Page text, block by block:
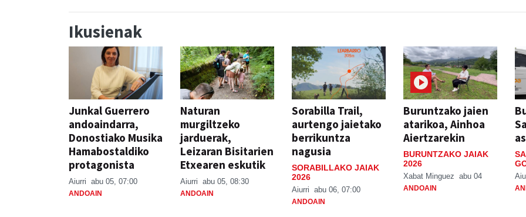
Ikusienak
Junkal Guerrero
andoaindarra,
Donostiako Musika
Hamabostaldiko
protagonista
Aiurri abu 05, 07:00
ANDOAIN
Naturan
murgiltzeko
jarduerak,
Leizaran Bisitarien
Etxearen eskutik
Aiurri abu 05, 08:30
ANDOAIN
Sorabilla Trail,
aurtengo jaietako
berrikuntza
nagusia
SORABILLAKO JAIAK
2026
Aiurri abu 06, 07:00
ANDOAIN
Buruntzako jaien
atarikoa, Ainhoa
Aiertzarekin
BURUNTZAKO JAIAK
2026
Xabat Minguez abu 04
ANDOAIN